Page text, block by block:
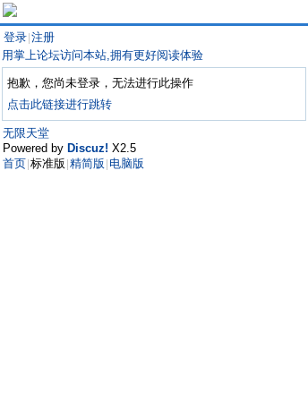
登录 注册
用掌上论坛访问本站,拥有更好阅读体验
抱歉，您尚未登录，无法进行此操作
点击此链接进行跳转
无限天堂
Powered by Discuz! X2.5
首页 标准版 精简版 电脑版